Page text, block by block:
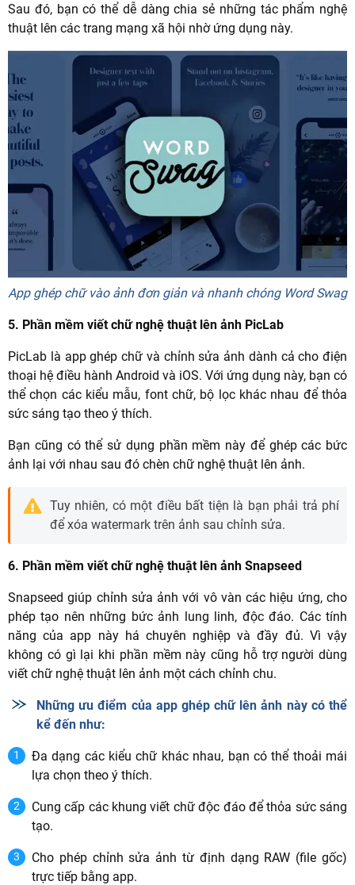
Sau đó, bạn có thể dễ dàng chia sẻ những tác phẩm nghệ
thuật lên các trang mạng xã hội nhờ ứng dụng này.
App ghép chữ vào ảnh đơn giản và nhanh chóng Word Swag
5. Phần mềm viết chữ nghệ thuật lên ảnh PicLab
PicLab là app ghép chữ và chỉnh sửa ảnh dành cả cho điện
thoại hệ điều hành Android và iOS. Với ứng dụng này, bạn có
thể chọn các kiểu mẫu, font chữ, bộ lọc khác nhau để thỏa
sức sáng tạo theo ý thích.
Bạn cũng có thể sử dụng phần mềm này để ghép các bức
ảnh lại với nhau sau đó chèn chữ nghệ thuật lên ảnh.
Tuy nhiên, có một điều bất tiện là bạn phải trả phí
để xóa watermark trên ảnh sau chỉnh sửa.
6. Phần mềm viết chữ nghệ thuật lên ảnh Snapseed
Snapseed giúp chỉnh sửa ảnh với vô vàn các hiệu ứng, cho
phép tạo nên những bức ảnh lung linh, độc đáo. Các tính
năng của app này há chuyên nghiệp và đầy đủ. Vì vậy
không có gì lại khi phần mềm này cũng hỗ trợ người dùng
viết chữ nghệ thuật lên ảnh một cách chỉnh chu.
Những ưu điểm của app ghép chữ lên ảnh này có thể
kể đến như:
Đa dạng các kiểu chữ khác nhau, bạn có thể thoải mái
lựa chọn theo ý thích.
Cung cấp các khung viết chữ độc đáo để thỏa sức sáng
tạo.
Cho phép chỉnh sửa ảnh từ định dạng RAW (file gốc)
trực tiếp bằng app.